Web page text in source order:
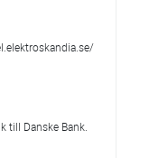
till Danske Bank.